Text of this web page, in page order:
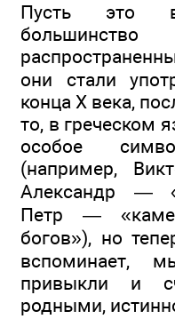
Пусть это
они стали
конца X века,
то, в греческом
особое
(например,
Александр —
Петр —
богов»), но
вспоминает,
привыкли и
родными,